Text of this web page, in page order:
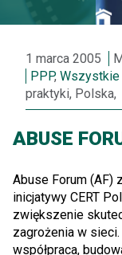
1 marca 2005
PPP,
praktyki, Polska,
ABUSE
Abuse Forum (AF)
inicjatywy CERT
zwiększenie
zagrożenia w
współpraca,